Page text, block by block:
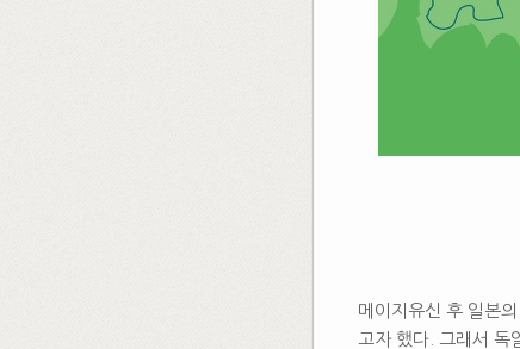
메이지유신 후 일본
고자 했다. 그래서 독